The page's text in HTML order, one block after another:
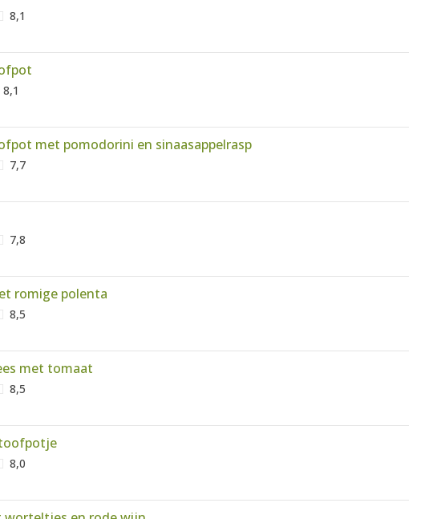
8,1
8,1
met pomodorini en sinaasappelrasp
7,7
7,8
romige polenta
8,5
met tomaat
8,5
8,0